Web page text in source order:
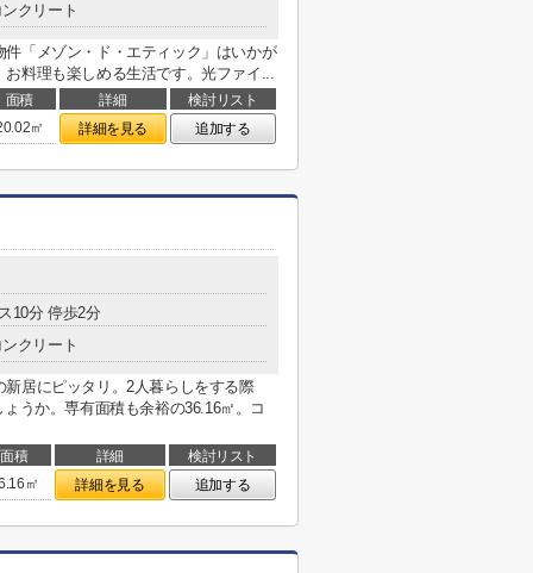
クリート
「メゾン・ド・エティック」はいかが
料理も楽しめる生活です。光ファイ...
面積 詳細
検討リスト
㎡
詳細を見る 追加する
10分 停歩2分
クリート
居にピッタリ。2人暮らしをする際
うか。専有面積も余裕の36.16㎡。コ
面積 詳細
検討リスト
㎡
詳細を見る 追加する